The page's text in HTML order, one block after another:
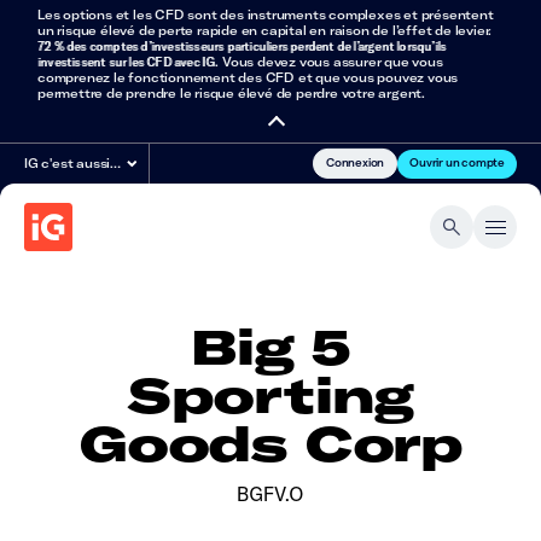
Les options et les CFD sont des instruments complexes et présentent
un risque élevé de perte rapide en capital en raison de l’effet de levier.
72 % des comptes d’investisseurs particuliers perdent de l’argent lorsqu’ils
investissent sur les CFD avec IG. Vous devez vous assurer que vous
comprenez le fonctionnement des CFD et que vous pouvez vous
permettre de prendre le risque élevé de perdre votre argent.
IG c'est aussi… Connexion Ouvrir un compte
Big 5
Sporting
Goods Corp
BGFV.O